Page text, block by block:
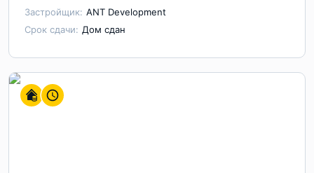
Застройщик: ANT Development
Срок сдачи: Дом сдан